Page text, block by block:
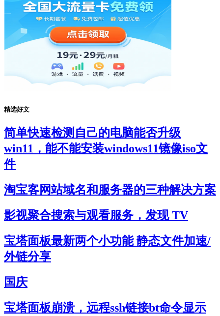
精选好文
简单快速检测自己的电脑能否升级
win11，能不能安装windows11镜像iso文
件
淘宝客网站域名和服务器的三种解决方案
影视聚合搜索与观看服务，发现 TV
宝塔面板最新两个小功能 静态文件加速/
外链分享
国庆
宝塔面板崩溃，远程ssh链接bt命令显示